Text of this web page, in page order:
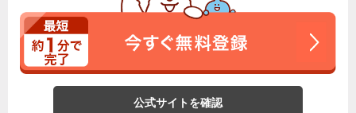
公式サイトを確認